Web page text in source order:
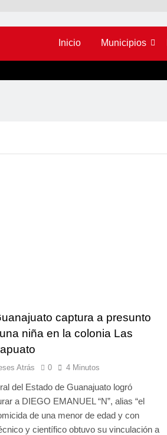
Inicio Municipios
captura a presunto
niña en la colonia Las
Atrás 0 4 Minutos
del Estado de Guanajuato logró
a DIEGO EMANUEL “N”, alias “el
de una menor de edad y con
y científico obtuvo su vinculación a